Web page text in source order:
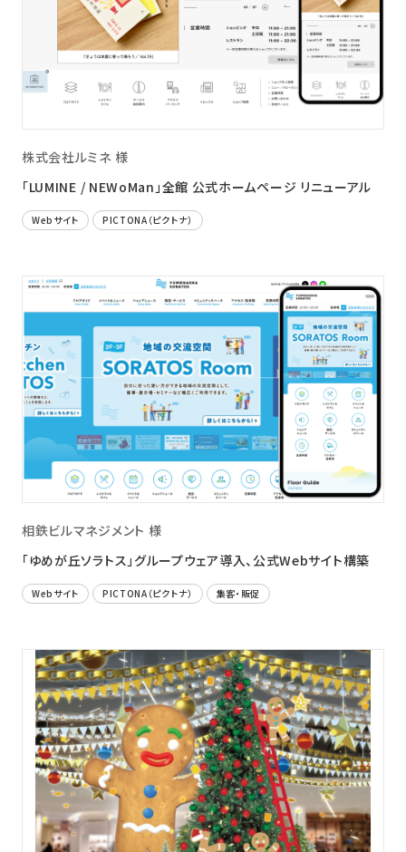
株式会社ルミネ 様
「LUMINE / NEWoMan」全館 公式ホームページ リニューアル
Webサイト PICTONA（ピクトナ）
相鉄ビルマネジメント 様
「ゆめが丘ソラトス」グループウェア導入、公式Webサイト構築
Webサイト PICTONA（ピクトナ） 集客・販促